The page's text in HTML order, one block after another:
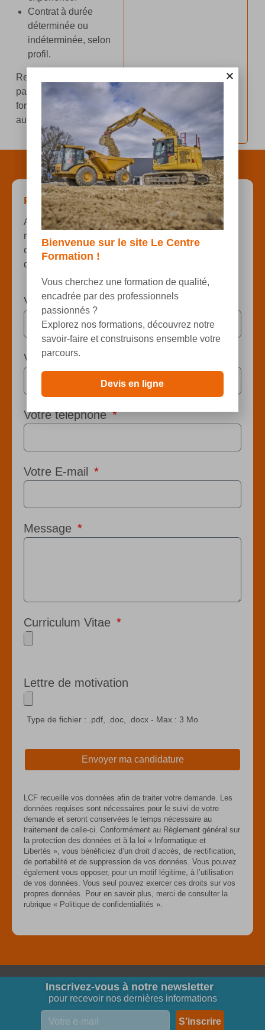
Contrat à durée
déterminée ou
indéterminée, selon
profil.
Rejoignez une équipe
passionnée par la
formation et la sécurité
au travail avec LCF !
Postuler à cette offre
Afin de traiter au mieux votre demande, nous vous
remercions de bien vouloir renseigner tous les
champs marqués par un astérisque (*), présent
dans le formulaire ci-dessous.
Votre nom
Votre prénom
Votre téléphone
Votre E-mail
Message
Curriculum Vitae
Lettre de motivation
Envoyer ma candidature
l
t
e
r
n
a
t
i
LCF recueille vos données afin de traiter votre demande. Les
données requises sont nécessaires pour le suivi de votre
demande et seront conservées le temps nécessaire au
traitement de celle-ci. Conformément au Règlement général sur
la protection des données et à la loi « Informatique et
Libertés », vous bénéficiez d’un droit d’accès, de rectification,
de portabilité et de suppression de vos données. Vous pouvez
également vous opposer, pour un motif légitime, à l’utilisation
de vos données. Vous seul pouvez exercer ces droits sur vos
propres données. Pour en savoir plus, merci de consulter la
rubrique « Politique de confidentialités ».
Inscrivez-vous à notre newsletter
pour recevoir nos dernières informations
S’inscrire
Bienvenue sur le site Le Centre
Formation !
Vous cherchez une formation de qualité,
encadrée par des professionnels
passionnés ?
Explorez nos formations, découvrez notre
savoir-faire et construisons ensemble votre
parcours.
Devis en ligne